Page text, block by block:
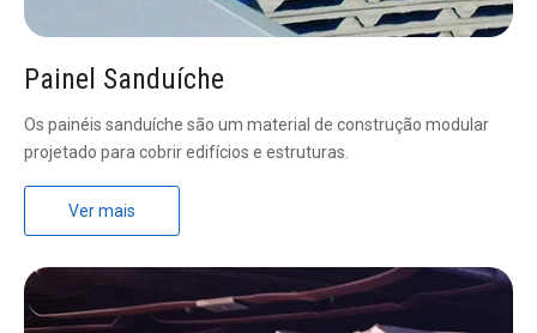
Painel Sanduíche
Os painéis sanduíche são um material de construção modular
projetado para cobrir edifícios e estruturas.
Ver mais